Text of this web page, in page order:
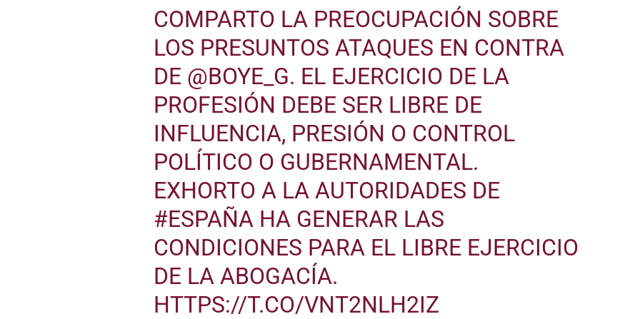
COMPARTO LA PREOCUPACIÓN SOBRE
LOS PRESUNTOS ATAQUES EN CONTRA
DE @BOYE_G. EL EJERCICIO DE LA
PROFESIÓN DEBE SER LIBRE DE
INFLUENCIA, PRESIÓN O CONTROL
POLÍTICO O GUBERNAMENTAL.
EXHORTO A LA AUTORIDADES DE
#ESPAÑA HA GENERAR LAS
CONDICIONES PARA EL LIBRE EJERCICIO
DE LA ABOGACÍA.
HTTPS://T.CO/VNT2NLH2IZ